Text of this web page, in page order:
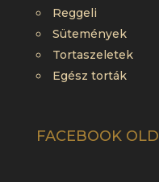
Reggeli
Sütemények
Tortaszeletek
Egész torták
FACEBOOK